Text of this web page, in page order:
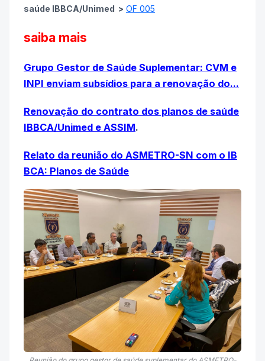
saúde IBBCA/Unimed > OF 005
saiba mais
Grupo Gestor de Saúde Suplementar: CVM e
INPI enviam subsídios para a renovação do...
Renovação do contrato dos planos de saúde
IBBCA/Unimed e ASSIM.
Relato da reunião do ASMETRO-SN com o IB
BCA: Planos de Saúde